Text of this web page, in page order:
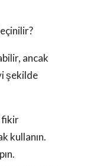
ancak
şekilde
fikir
kullanın.